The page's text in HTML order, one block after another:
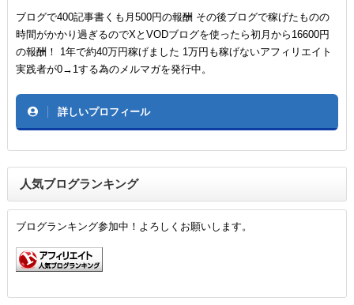
ブログで400記事書くも月500円の報酬 その後ブログで稼げたものの
時間がかかり過ぎるのでXとVODブログを使ったら初月から16600円
の報酬！ 1年で約40万円稼げました 1万円も稼げないアフィリエイト
実践者が0→1する為のメルマガを発行中。
詳しいプロフィール
人気ブログランキング
ブログランキング参加中！よろしくお願いします。